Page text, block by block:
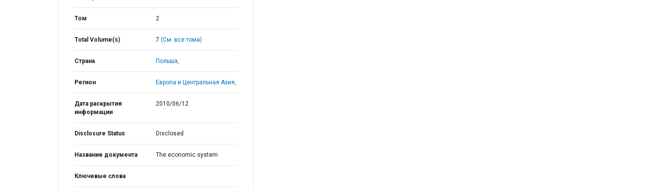
Том 2
Total Volume(s) 7 (См. все тома)
Страна Польша,
Регион Европа и Центральная Азия,
Дата раскрытия
информации
2010/06/12
Disclosure Status Disclosed
Название документа The economic system
Ключевые слова